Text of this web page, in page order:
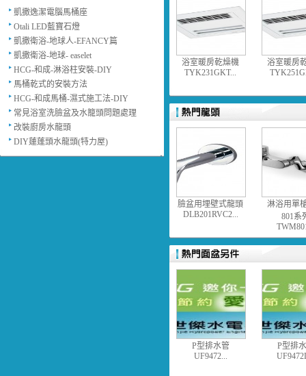
凱撒逸潔電腦馬桶座
Otali LED藍寶石燈
凱撒衛浴-地球人-EFANCY篇
凱撒衛浴-地球- easelet
HCG-和成-淋浴柱安裝-DIY
馬桶乾式的安裝方法
HCG-和成馬桶-濕式施工法-DIY
常見浴室洗臉盆及水籠頭問題處理
改裝廚房水龍頭
DIY蓮蓬頭水龍頭(特力屋)
浴室暖房乾燥機
TYK231GKT...
浴室暖房
臉盆用埋壁式龍頭
DLB201RVC2...
淋浴用單
801系
P型排水管
UF9472...
P型排